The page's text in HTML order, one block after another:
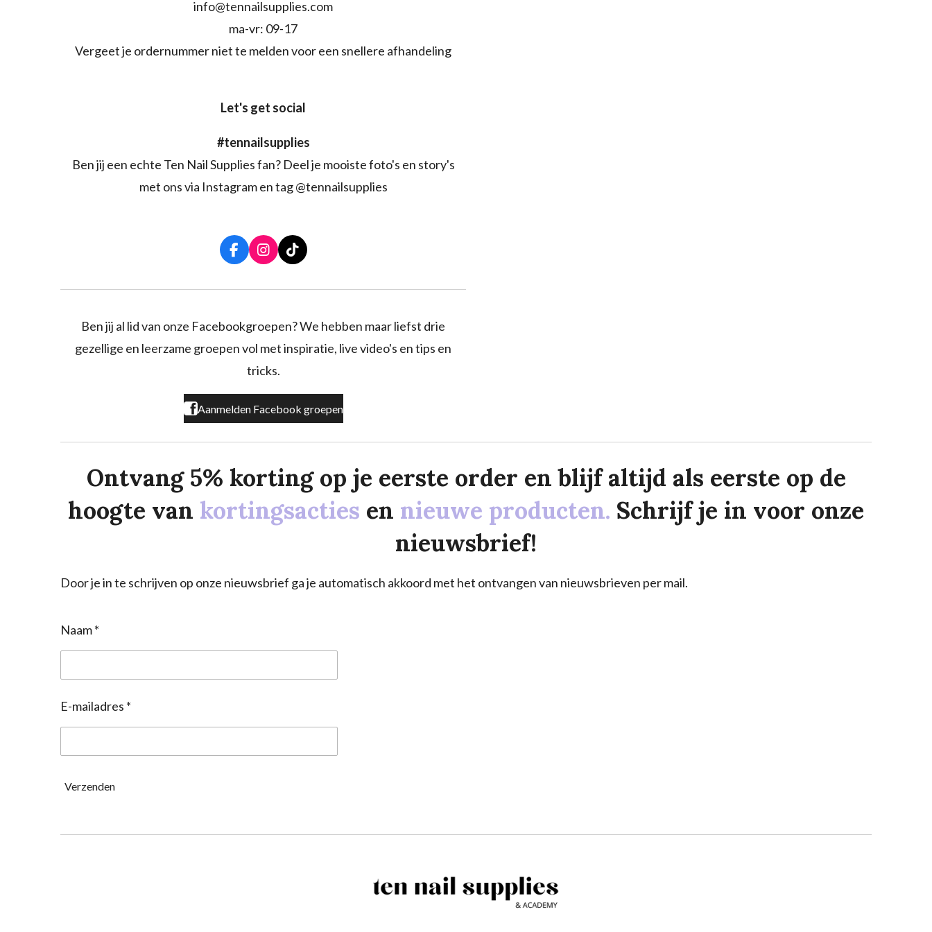
info@tennailsupplies.com
ma-vr: 09-17
Vergeet je ordernummer niet te melden voor een snellere afhandeling
Let's get social
#tennailsupplies
Ben jij een echte Ten Nail Supplies fan? Deel je mooiste foto's en story's
met ons via Instagram en tag @tennailsupplies
F
a
o
k
I
n
r
a
T
i
k
Ben jij al lid van onze Facebookgroepen? We hebben maar liefst drie
gezellige en leerzame groepen vol met inspiratie, live video's en tips en
tricks.
Aanmelden Facebook groepen
Ontvang 5% korting op je eerste order en blijf altijd als eerste op de
hoogte van kortingsacties en nieuwe producten. Schrijf je in voor onze
nieuwsbrief!
Door je in te schrijven op onze nieuwsbrief ga je automatisch akkoord met het ontvangen van nieuwsbrieven per mail.
Naam *
E-mailadres *
Verzenden